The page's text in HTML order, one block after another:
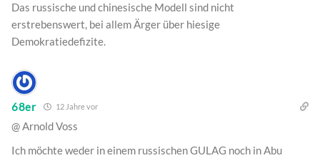
Das russische und chinesische Modell sind nicht
erstrebenswert, bei allem Ärger über hiesige
Demokratiedefizite.
68er 12 Jahre vor
@ Arnold Voss
Ich möchte weder in einem russischen GULAG noch in Abu